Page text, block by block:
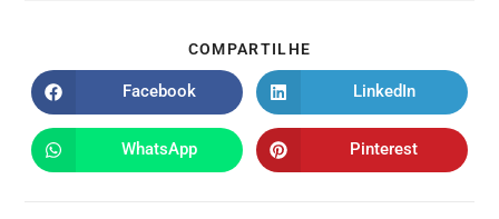
COMPARTILHE
Facebook LinkedIn
WhatsApp Pinterest